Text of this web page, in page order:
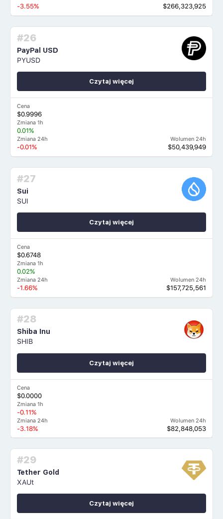
-3.55% $266,323,925
#26
PayPal USD
PYUSD
Cena
$0.9996
Zmiana 1h
0.01%
Zmiana 24h
-0.01%
Wolumen 24h
$50,439,949
Czytaj więcej
#27
Sui
SUI
Cena
$0.6748
Zmiana 1h
0.02%
Zmiana 24h
-1.66%
Wolumen 24h
$157,725,561
Czytaj więcej
#28
Shiba Inu
SHIB
Cena
$0.0000
Zmiana 1h
-0.11%
Zmiana 24h
-3.18%
Wolumen 24h
$82,848,053
Czytaj więcej
#29
Tether Gold
XAUt
Czytaj więcej